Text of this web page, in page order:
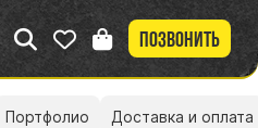
Позвонить
Портфолио Доставка и оплата